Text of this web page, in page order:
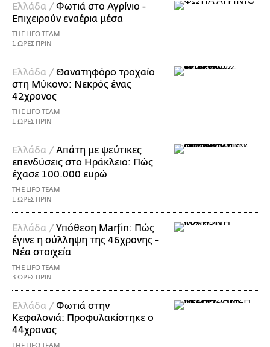
Ελλάδα /Φωτιά στο Αγρίνιο -
Επιχειρούν εναέρια μέσα
THE LIFO TEAM
1 ΩΡΕΣ ΠΡΙΝ
Ελλάδα /Θανατηφόρο τροχαίο
στη Μύκονο: Νεκρός ένας
42χρονος
THE LIFO TEAM
1 ΩΡΕΣ ΠΡΙΝ
Ελλάδα /Απάτη με ψεύτικες
επενδύσεις στο Ηράκλειο: Πώς
έχασε 100.000 ευρώ
THE LIFO TEAM
1 ΩΡΕΣ ΠΡΙΝ
Ελλάδα /Υπόθεση Marfin: Πώς
έγινε η σύλληψη της 46χρονης -
Νέα στοιχεία
THE LIFO TEAM
3 ΩΡΕΣ ΠΡΙΝ
Ελλάδα /Φωτιά στην
Κεφαλονιά: Προφυλακίστηκε ο
44χρονος
THE LIFO TEAM